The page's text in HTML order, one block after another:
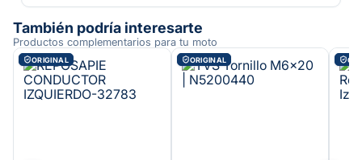
También podría interesarte
Productos complementarios para tu moto
ORIGINAL ORIGINAL